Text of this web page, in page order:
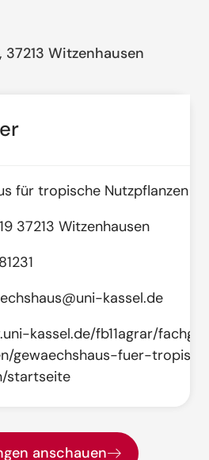
37213 Witzenhausen
für tropische Nutzpflanzen
37213 Witzenhausen
kassel.de
kassel.de/fb11agrar/
gewaechshaus-fuer-
startseite
anschauen